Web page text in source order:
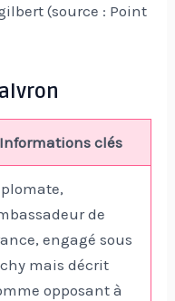
(source : Point
Informations clés
de
engagé sous
mais décrit
opposant à